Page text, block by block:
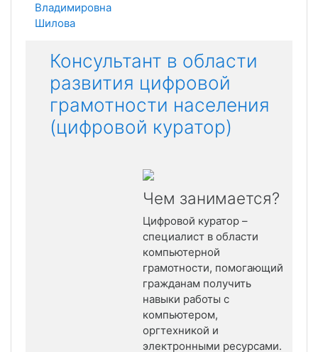
Владимировна
Шилова
Консультант в области
развития цифровой
грамотности населения
(цифровой куратор)
Чем занимается?
Цифровой куратор –
специалист в области
компьютерной
грамотности, помогающий
гражданам получить
навыки работы с
компьютером,
оргтехникой и
электронными ресурсами.